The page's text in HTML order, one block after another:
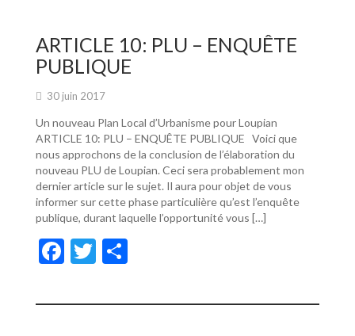
o
o
k
er
ARTICLE 10: PLU – ENQUÊTE
PUBLIQUE
30 juin 2017
Un nouveau Plan Local d’Urbanisme pour Loupian
ARTICLE 10: PLU – ENQUÊTE PUBLIQUE Voici que
nous approchons de la conclusion de l’élaboration du
nouveau PLU de Loupian. Ceci sera probablement mon
dernier article sur le sujet. Il aura pour objet de vous
informer sur cette phase particulière qu’est l’enquête
publique, durant laquelle l’opportunité vous […]
F
e
T
itt ta